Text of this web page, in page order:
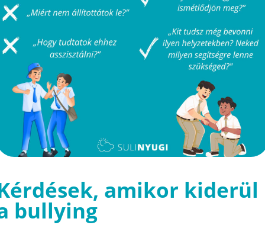
amikor kiderül
bullying